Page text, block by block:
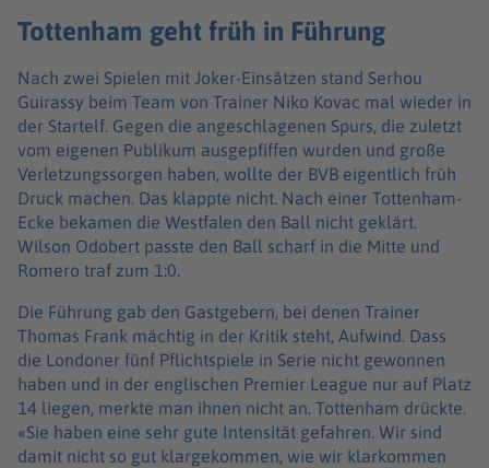
Tottenham geht früh in Führung
Nach zwei Spielen mit Joker-Einsätzen stand Serhou
Guirassy beim Team von Trainer Niko Kovac mal wieder in
der Startelf. Gegen die angeschlagenen Spurs, die zuletzt
vom eigenen Publikum ausgepfiffen wurden und große
Verletzungssorgen haben, wollte der BVB eigentlich früh
Druck machen. Das klappte nicht. Nach einer Tottenham-
Ecke bekamen die Westfalen den Ball nicht geklärt.
Wilson Odobert passte den Ball scharf in die Mitte und
Romero traf zum 1:0.
Die Führung gab den Gastgebern, bei denen Trainer
Thomas Frank mächtig in der Kritik steht, Aufwind. Dass
die Londoner fünf Pflichtspiele in Serie nicht gewonnen
haben und in der englischen Premier League nur auf Platz
14 liegen, merkte man ihnen nicht an. Tottenham drückte.
«Sie haben eine sehr gute Intensität gefahren. Wir sind
damit nicht so gut klargekommen, wie wir klarkommen